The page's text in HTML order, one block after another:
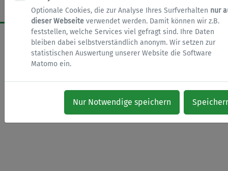
Optionale Cookies, die zur Analyse Ihres Surfverhalten nur
dieser Webseite verwendet werden. Damit können wir z.B.
feststellen, welche Services viel gefragt sind. Ihre Daten
bleiben dabei selbstverständlich anonym. Wir setzen zur
statistischen Auswertung unserer Website die Software
Matomo ein.
Nur Notwendige speichern